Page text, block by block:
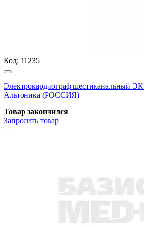
Код: 11235
Электрокардиограф шестиканальный
Альтоника (РОССИЯ)
Товар закончился
Запросить товар